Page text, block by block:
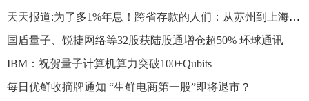
天天报道:为了多1%年息！跨省存款的人们：从苏州到上海、从湖北到西安
国盾量子、锐捷网络等32股获陆股通增仓超50% 环球通讯
IBM：祝贺量子计算机算力突破100+Qubits
每日优鲜收摘牌通知 “生鲜电商第一股”即将退市？